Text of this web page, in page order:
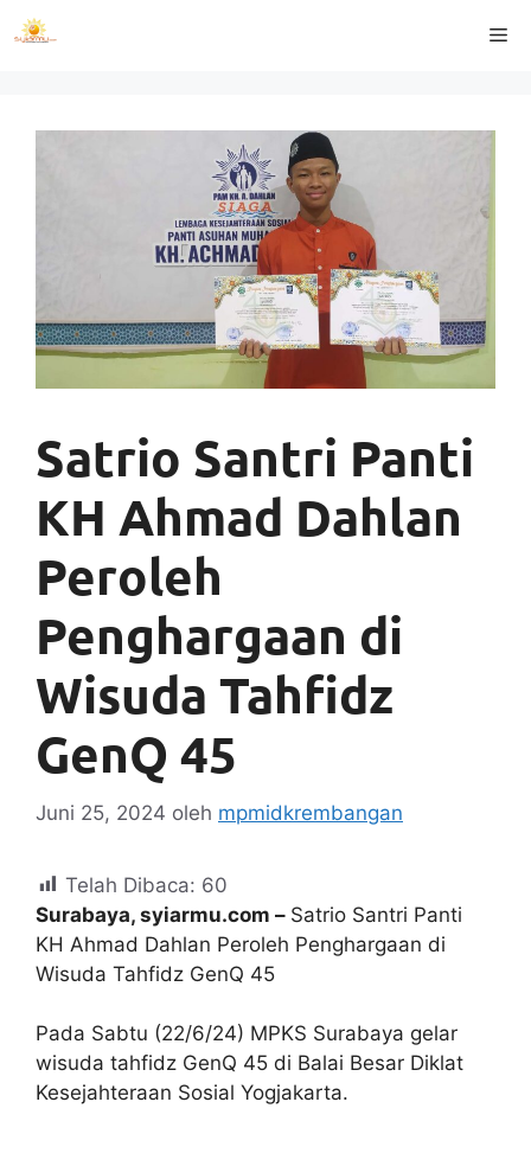
Langsung
ke
Satrio Santri Panti
KH Ahmad Dahlan
Peroleh
Penghargaan di
Wisuda Tahfidz
GenQ 45
Juni 25, 2024 oleh mpmidkrembangan
Telah Dibaca: 60
Surabaya, syiarmu.com – Satrio Santri Panti
KH Ahmad Dahlan Peroleh Penghargaan di
Wisuda Tahfidz GenQ 45
Pada Sabtu (22/6/24) MPKS Surabaya gelar
wisuda tahfidz GenQ 45 di Balai Besar Diklat
Kesejahteraan Sosial Yogjakarta.